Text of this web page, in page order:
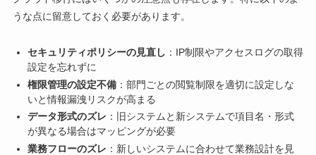
うな点に留意しておく必要があります。
セキュリティポリシーの見直し ：IP制限やアクセスログの取得
設定を忘れずに
権限管理の設定不備：部門ごとの閲覧制限を適切に設定しな
いと情報漏洩リスクが高まる
データ形式のズレ ：旧システムと新システムで項目名・形式
が異なる場合はマッピングが必要
業務フローのズレ ：新しいシステムに合わせて業務設計を見